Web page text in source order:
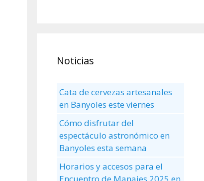
Noticias
Cata de cervezas artesanales
en Banyoles este viernes
Cómo disfrutar del
espectáculo astronómico en
Banyoles esta semana
Horarios y accesos para el